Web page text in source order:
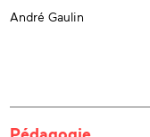
André Gaulin